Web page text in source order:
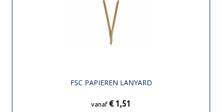
FSC PAPIEREN LANYARD
vanaf € 1,51